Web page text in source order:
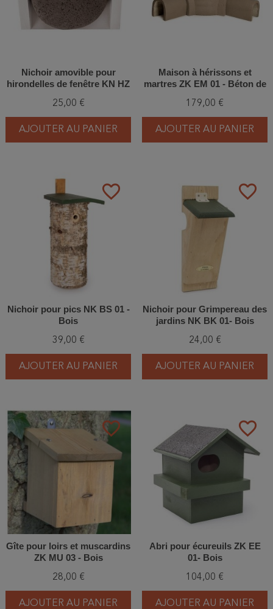
Nichoir amovible pour
hirondelles de fenêtre KN HZ
25,00 €
AJOUTER AU PANIER
Maison à hérissons et
martres ZK EM 01 - Béton de
179,00 €
AJOUTER AU PANIER
favorite_border
Nichoir pour pics NK BS 01 -
Bois
39,00 €
AJOUTER AU PANIER
favorite_border
Nichoir pour Grimpereau des
jardins NK BK 01- Bois
24,00 €
AJOUTER AU PANIER
favorite_border
Gîte pour loirs et muscardins
ZK MU 03 - Bois
28,00 €
AJOUTER AU PANIER
favorite_border
Abri pour écureuils ZK EE
01- Bois
104,00 €
AJOUTER AU PANIER